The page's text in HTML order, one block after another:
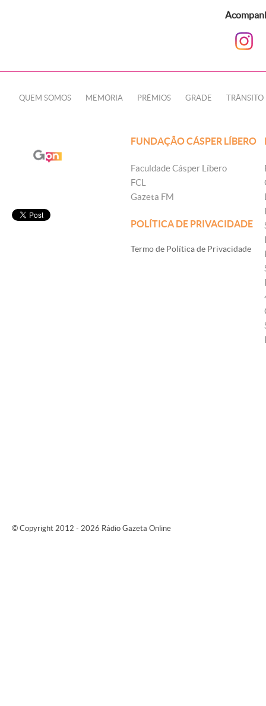
QUEM SOMOS MEMÓRIA PRÊMIOS GRADE TRÂNSITO
FUNDAÇÃO CÁSPER LÍBERO
Faculdade Cásper Líbero
FCL
Gazeta FM
POLÍTICA DE PRIVACIDADE
Termo de Política de Privacidade
© Copyright 2012 - 2026 Rádio Gazeta Online